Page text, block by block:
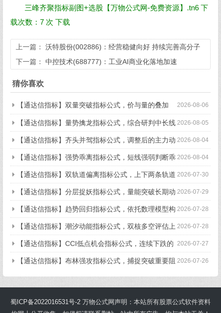
三峰齐聚指标副图+选股【万物公式网-免费资源】.tn6 下
载次数：7 次 下载
上一篇： 沃特股份(002886)：经营稳健向好 持续完善高分子
新材料平台布局
下一篇： 中控技术(688777)：工业AI商业化落地加速
猜你喜欢
2026-08-06
【通达信指标】双量突破指标公式，价与量的叠加
（副图+选股） 2026-08-05
【通达信指标】量势擒龙指标公式，综合研判中长线
趋势（副图+选股） 2026-08-04
【通达信指标】齐头并驾指标公式，调整后的主力动
作（副图+选股） 2026-08-04
【通达信指标】强势乖离指标公式，短线强弱判断乖
离低点（副图+选股） 2026-07-30
【通达信指标】双轨道偏离指标公式，上下两条轨道
偏离预警（副图+选股） 2026-07-29
【通达信指标】分层捉妖指标公式，量能突破长期动
态压力（副图+选股） 2026-07-28
【通达信指标】趋势回归指标公式，依托数理模型构
建回归趋势（副图+选股） 2026-07-28
【通达信指标】潮汐动能指标公式，双核多空评估上
涨动能，量化判断多空力量的强弱状态（副图） 2026-07-27
【通达信指标】CCI低点机会指标公式，连续下跌的
CCI拐点机会（副图+选股） 2026-07-26
【通达信指标】布林强攻指标公式，捕捉突破重要阻
力做多动能强劲的短线启动时机（副图+选股）
蜀ICP备2022016531号-2 万物公式网声明：本站所有股票公式软件资料